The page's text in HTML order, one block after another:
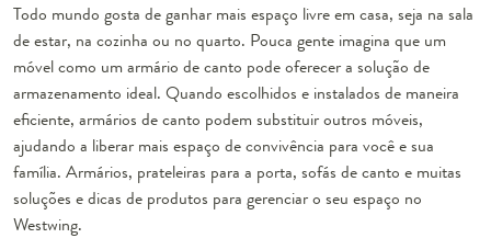
Todo mundo gosta de ganhar mais espaço livre em casa, seja na sala
de estar, na cozinha ou no quarto. Pouca gente imagina que um
móvel como um armário de canto pode oferecer a solução de
armazenamento ideal. Quando escolhidos e instalados de maneira
eficiente, armários de canto podem substituir outros móveis,
ajudando a liberar mais espaço de convivência para você e sua
família. Armários, prateleiras para a porta, sofás de canto e muitas
soluções e dicas de produtos para gerenciar o seu espaço no
Westwing.